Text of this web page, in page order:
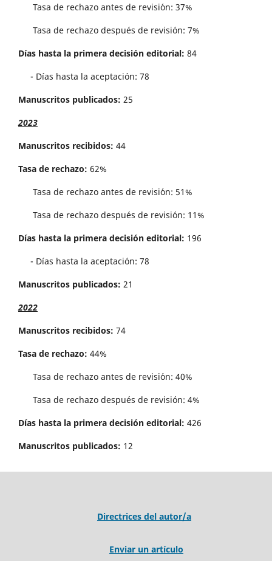
Tasa de rechazo antes de revisi´on: 37%
Tasa de rechazo después de revisión: 7%
Días hasta la primera decisión editorial: 84
- Días hasta la aceptación: 78
Manuscritos publicados: 25
2023
Manuscritos recibidos: 44
Tasa de rechazo: 62%
Tasa de rechazo antes de revisi´on: 51%
Tasa de rechazo después de revisión: 11%
Días hasta la primera decisión editorial: 196
- Días hasta la aceptación: 78
Manuscritos publicados: 21
2022
Manuscritos recibidos: 74
Tasa de rechazo: 44%
Tasa de rechazo antes de revisi´on: 40%
Tasa de rechazo después de revisión: 4%
Días hasta la primera decisión editorial: 426
Manuscritos publicados: 12
Directrices del autor/a
Enviar un artículo